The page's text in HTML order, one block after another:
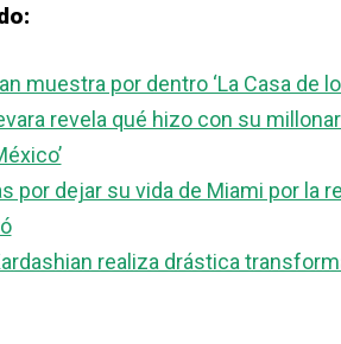
muestra por dentro ‘La Casa de
revela qué hizo con su
por dejar su vida de Miami por la
realiza drástica